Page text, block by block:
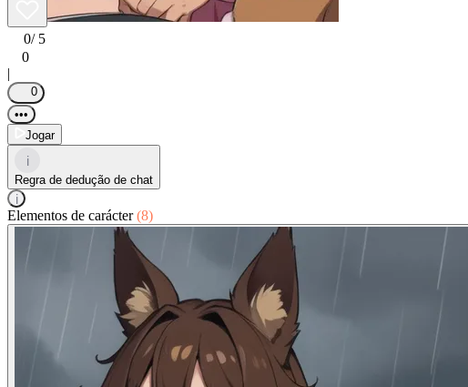
0/ 5
0
|
0
•••
Jogar
i
Regra de dedução de chat
i
Elementos de carácter(8)